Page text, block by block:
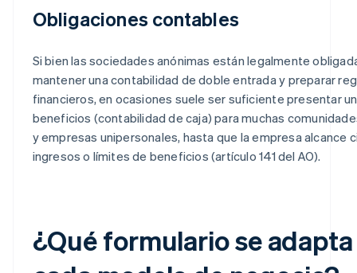
Obligaciones contables
Si bien las sociedades anónimas están legalmente
mantener una contabilidad de doble entrada y preparar
financieros, en ocasiones suele ser suficiente presentar
beneficios (contabilidad de caja) para muchas
y empresas unipersonales, hasta que la empresa alcance
ingresos o límites de beneficios (artículo 141 del AO).
¿Qué formulario se